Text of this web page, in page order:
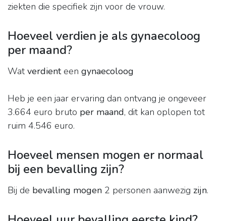
ziekten die specifiek zijn voor de vrouw.
Hoeveel verdien je als gynaecoloog
per maand?
Watverdienteen gynaecoloog
Heb je een jaar ervaring dan ontvang je ongeveer
3.664 euro bruto per maand, dit kan oplopen tot
ruim 4.546 euro.
Hoeveel mensen mogen er normaal
bij een bevalling zijn?
Bij de bevalling mogen 2 personen aanwezig zijn.